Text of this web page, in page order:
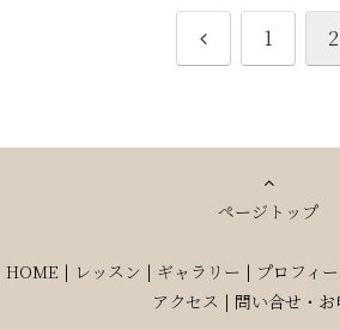
前
1 2
ページトップ
HOME | レッスン | ギャラリー | プロフィ
アクセス | 問い合せ・お